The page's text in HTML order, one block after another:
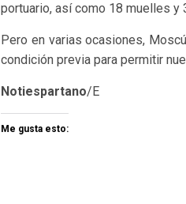
portuario, así como 18 muelles y
Pero en varias ocasiones,
condición previa para permitir
Notiespartano/E
Me gusta esto: